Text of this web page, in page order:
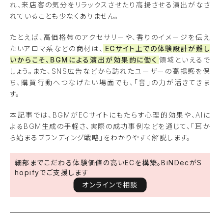
れ、来店客の気分をリラックスさせたり高揚させる演出がなさ
れていることも少なくありません。
たとえば、高価格帯のアクセサリーや、香りのイメージを伝え
たいアロマ系などの商材は、 ECサイト上での体験設計が難し
いからこそ、BGMによる演出が効果的に働く 領域といえるで
しょう。また、SNS広告などから訪れたユーザーの高揚感を保
ち、購買行動へつなげたい場面でも、「音」の力が活きてきま
す。
本記事では、BGMがECサイトにもたらす心理的効果や、AIに
よるBGM生成の手軽さ、実際の成功事例などを通じて、「耳か
ら始まるブランディング戦略」をわかりやすく解説します。
細部までこだわる体験価値の高いECを構築。BiNDecがS
hopifyでご支援します
オンラインで相談